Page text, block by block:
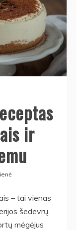
ir
– tai vienas
šedevrų,
mėgėjus